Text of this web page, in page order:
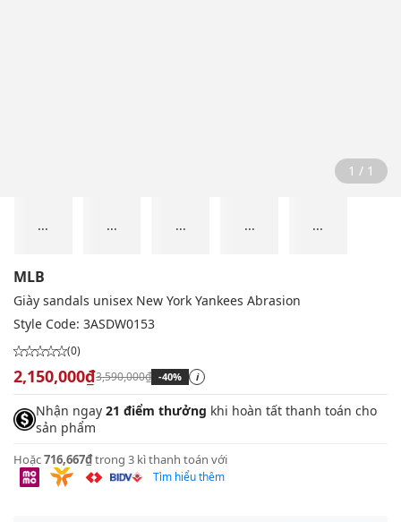
1 / 1
... ... ... ... ...
MLB
Giày sandals unisex New York Yankees Abrasion
Style Code: 3ASDW0153
(0)
2,150,000₫3,590,000₫ -40% i
Nhận ngay 21 điểm thưởng khi hoàn tất thanh toán cho
sản phẩm
Hoặc716,667₫trong 3 kì thanh toán với
Tìm hiểu thêm